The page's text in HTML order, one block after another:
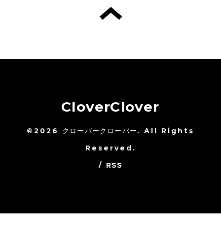
CloverClover
©2026 クローバークローバー. All Rights
Reserved.
/ RSS